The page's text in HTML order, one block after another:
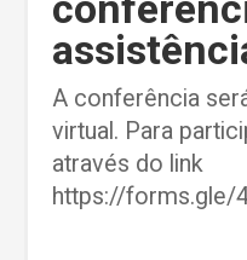
A conferência
virtual. Para
através do link
https://forms.gle/